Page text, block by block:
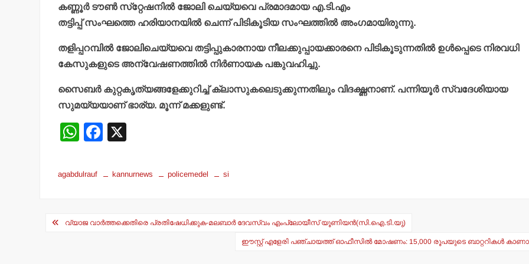
കണ്ണൂര്‍ ടൗണ്‍ സ്‌റ്റേഷനില്‍ ജോലി ചെയ്യവെ പ്രമാദമായ എ.ടി.എം
തട്ടിപ്പ് സംഘത്തെ ഹരിയാനയില്‍ ചെന്ന് പിടികൂടിയ സംഘത്തില്‍ അംഗമായിരുന്നു.
തളിപ്പറമ്പില്‍ ജോലിചെയ്യവെ തട്ടിപ്പുകാരനായ നീലക്കുപ്പായക്കാരനെ പിടികൂടുന്നതില്‍ ഉള്‍പ്പെടെ നിരവധി
കേസുകളുടെ അന്വേഷണത്തില്‍ നിര്‍ണായക പങ്കുവഹിച്ചു.
സൈബര്‍ കുറ്റകൃത്യങ്ങളേക്കുറിച്ച് ക്ലാസുകലെടുക്കുന്നതിലും വിദഗ്ദ്ധനാണ്. പന്നിയൂര്‍ സ്വദേശിയായ
സുമയ്യയാണ് ഭാര്യ. മൂന്ന് മക്കളുണ്ട്.
W
at
p
F
c
o
agabdulrauf kannurnews policemedel si
Postവ്യാജ വാര്‍ത്തക്കെതിരെ പ്രതിഷേധിക്കുക-മലബാര്‍ ദേവസ്വം എംപ്ലോയീസ് യൂണിയന്‍(സി.ഐ.ടി.യു)
ഈസ്റ്റ് എളേരി പഞ്ചായത്ത് ഓഫീസില്‍ മോഷണം: 15,000 രൂപയുടെ ബാറ്ററികള്‍